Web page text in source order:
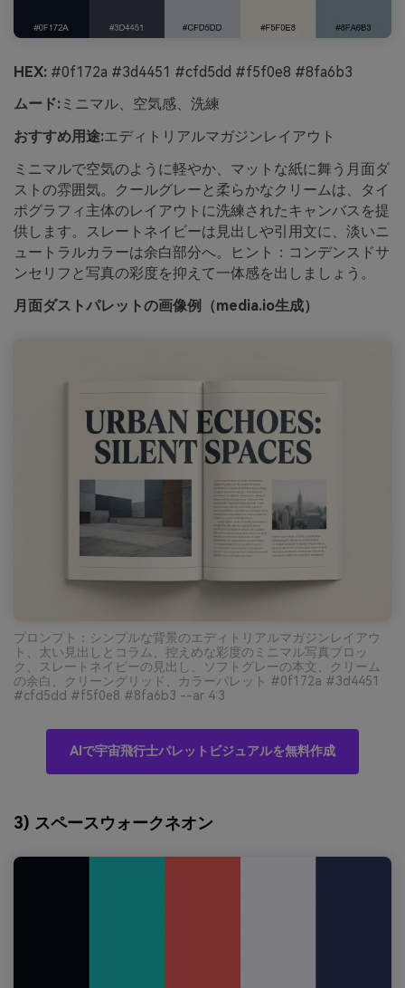
HEX: #0f172a #3d4451 #cfd5dd #f5f0e8 #8fa6b3
ムード: ミニマル、空気感、洗練
おすすめ用途:エディトリアルマガジンレイアウト
ミニマルで空気のように軽やか、マットな紙に舞う月面ダ
ストの雰囲気。クールグレーと柔らかなクリームは、タイ
ポグラフィ主体のレイアウトに洗練されたキャンバスを提
供します。スレートネイビーは見出しや引用文に、淡いニ
ュートラルカラーは余白部分へ。ヒント：コンデンスドサ
ンセリフと写真の彩度を抑えて一体感を出しましょう。
月面ダストパレットの画像例（media.io生成）
プロンプト：シンプルな背景のエディトリアルマガジンレイアウ
ト、太い見出しとコラム、控えめな彩度のミニマル写真ブロッ
ク、スレートネイビーの見出し、ソフトグレーの本文、クリーム
の余白、クリーングリッド、カラーパレット #0f172a #3d4451
#cfd5dd #f5f0e8 #8fa6b3 --ar 4:3
AIで宇宙飛行士パレットビジュアルを無料作成
3) スペースウォークネオン